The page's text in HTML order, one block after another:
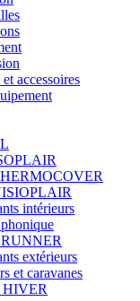
accessoires
intérieurs
extérieurs
et caravanes
HIVER